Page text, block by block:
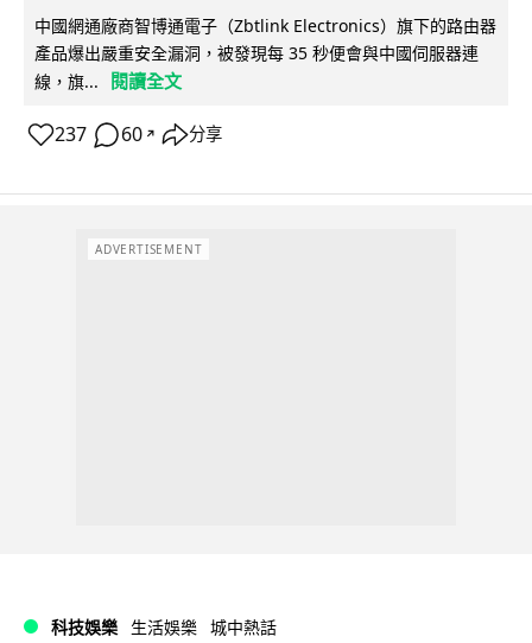
中國網通廠商智博通電子（Zbtlink Electronics）旗下的路由器
產品爆出嚴重安全漏洞，被發現每 35 秒便會與中國伺服器連
線，旗...
閱讀全文
237 60 ↗ 分享
ADVERTISEMENT
科技娛樂 生活娛樂 城中熱話